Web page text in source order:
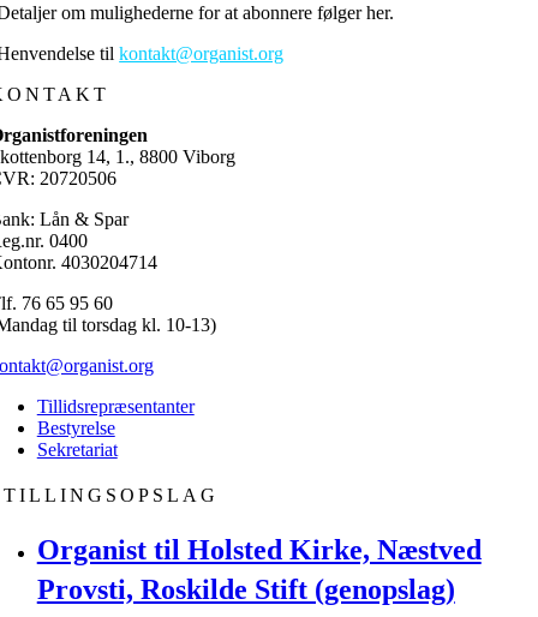
om mulighederne for at abonnere følger her.
tilkontakt@organist.org
14, 1., 8800 Viborg
20720506
Lån & Spar
0400
4030204714
76 65 95 60
til torsdag kl. 10-13)
Tillidsrepræsentanter
Bestyrelse
Sekretariat
Organist til Holsted Kirke, Næstved
Provsti, Roskilde Stift (genopslag)